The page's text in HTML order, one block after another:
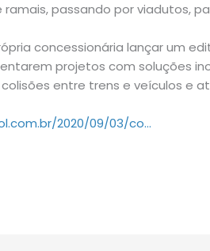
passando por viadutos,
concessionária lançar um
projetos com soluções
entre trens e veículos e
2020/09/03/co…